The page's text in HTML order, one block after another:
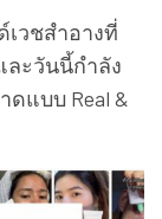
เวชสำอางที่
ละวันนี้กำลัง
แบบ Real &